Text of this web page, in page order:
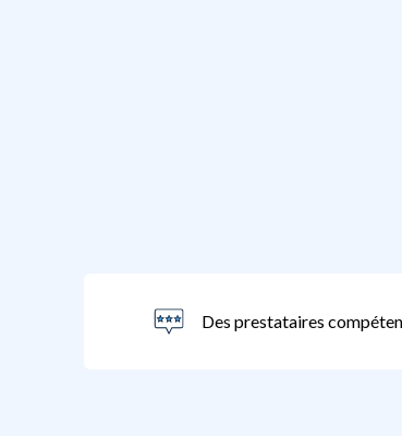
Des prestataires